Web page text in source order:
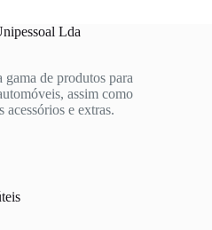
Lda
de produtos para
assim como
acessórios e extras.